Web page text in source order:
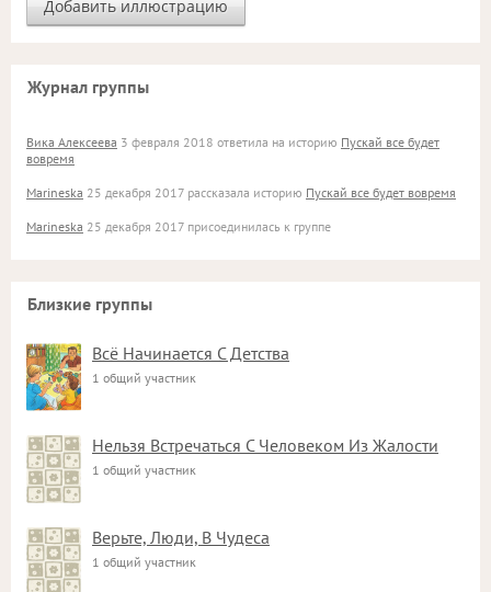
Журнал группы
Вика Алексеева 3 февраля 2018 ответила на историю Пускай все будет
вовремя
Marineska 25 декабря 2017 рассказала историю Пускай все будет вовремя
Marineska 25 декабря 2017 присоединилась к группе
Близкие группы
Всё Начинается С Детства
1 общий участник
Нельзя Встречаться С Человеком Из Жалости
1 общий участник
Верьте, Люди, В Чудеса
1 общий участник